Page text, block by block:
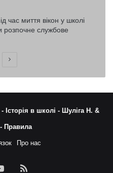
час миття вікон у школі
розпочне службове
Наступна
- Історія в школі - Шуліга Н. &
Правила
Про нас
YouTubeRSS